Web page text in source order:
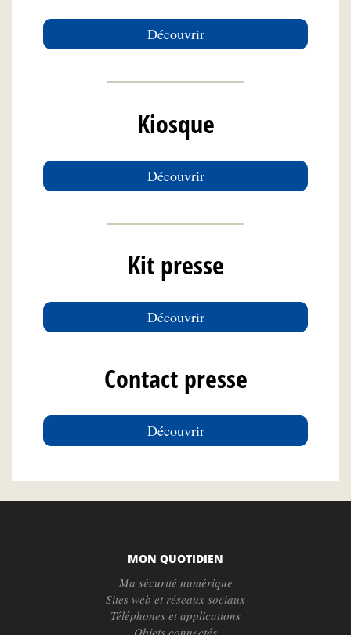
Découvrir
Kiosque
Découvrir
Kit presse
Découvrir
Contact presse
Découvrir
MON QUOTIDIEN
Ma sécurité numérique
Sites web et réseaux sociaux
Téléphones et applications
Objets connectés